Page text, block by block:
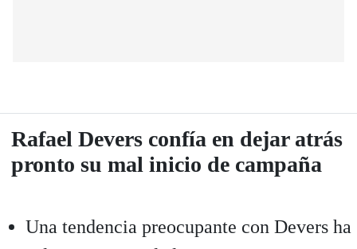
Rafael Devers confía en dejar atrás
pronto su mal inicio de campaña
Una tendencia preocupante con Devers ha